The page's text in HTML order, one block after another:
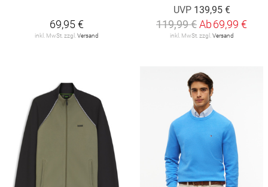
69,95 €
inkl. MwSt. zzgl. Versand
UVP 139,95 €
119,99 €Ab69,99 €
inkl. MwSt. zzgl. Versand